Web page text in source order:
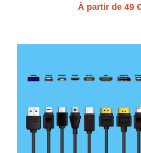
À partir de 49 €